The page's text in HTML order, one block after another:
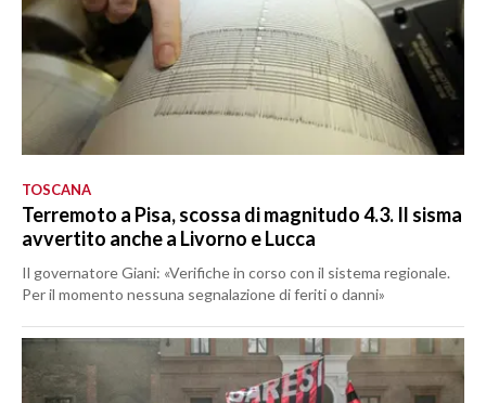
TOSCANA
Terremoto a Pisa, scossa di magnitudo 4.3. Il sisma
avvertito anche a Livorno e Lucca
Il governatore Giani: «Verifiche in corso con il sistema regionale.
Per il momento nessuna segnalazione di feriti o danni»